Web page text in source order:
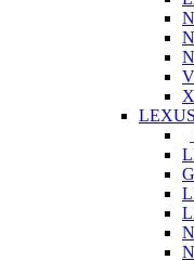
LEXUS